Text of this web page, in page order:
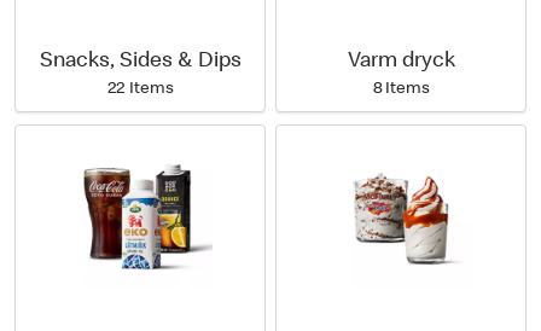
Snacks, Sides & Dips
22 Items
Varm dryck
8 Items